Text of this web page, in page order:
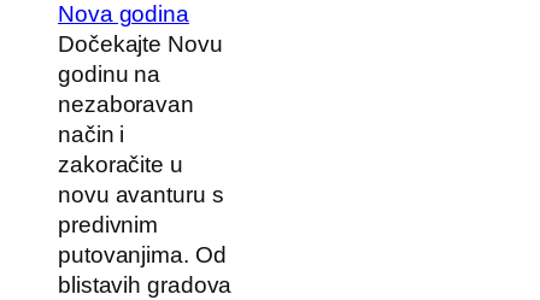
Nova godina
Dočekajte Novu
godinu na
nezaboravan
način i
zakoračite u
novu avanturu s
predivnim
putovanjima. Od
blistavih gradova